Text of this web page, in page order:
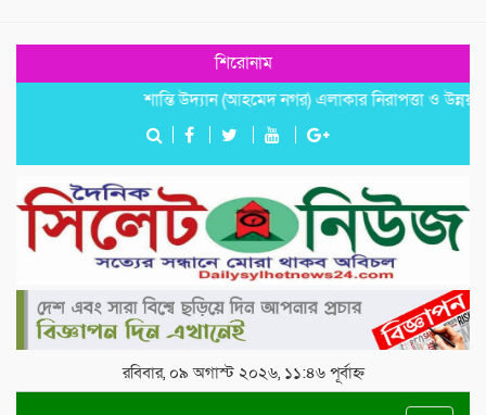
শিরোনাম
শান্তি উদ্যান (আহমেদ নগর) এলাকার নিরাপত্তা ও উন্নয়নমূলক
রবিবার, ০৯ অগাস্ট ২০২৬, ১১:৪৬ পূর্বাহ্ন